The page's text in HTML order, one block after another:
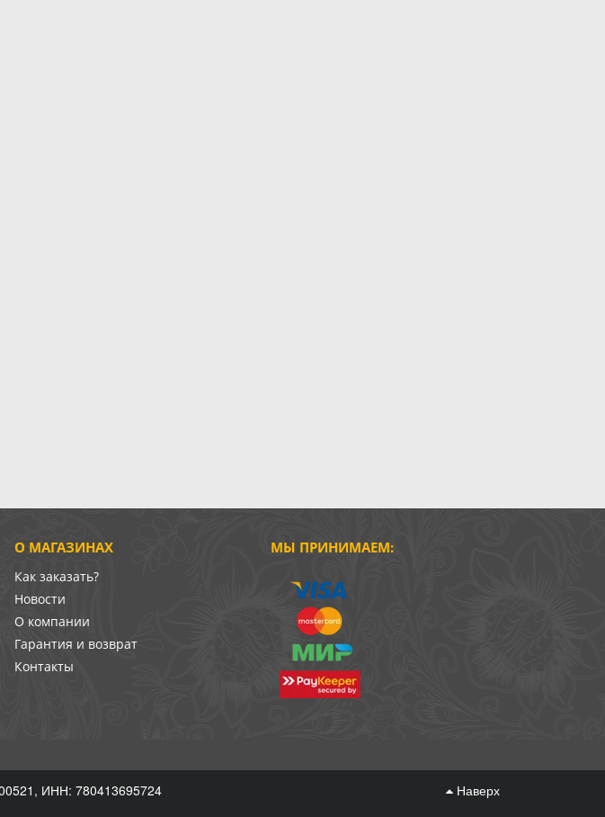
О МАГАЗИНАХ
Как заказать?
Новости
О компании
Гарантия и возврат
Контакты
МЫ ПРИНИМАЕМ:
ИНН: 780413695724 Наверх